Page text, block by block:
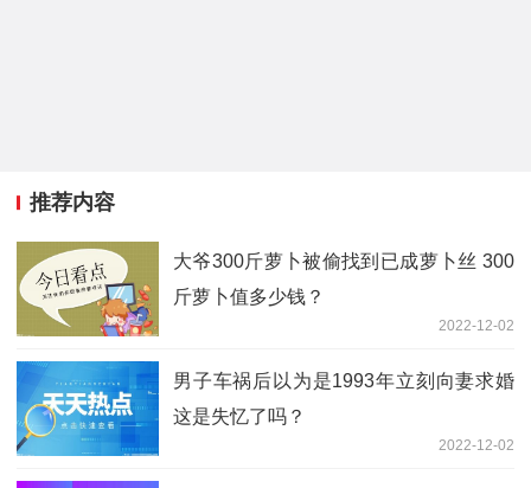
推荐内容
大爷300斤萝卜被偷找到已成萝卜丝 300
斤萝卜值多少钱？
2022-12-02
男子车祸后以为是1993年立刻向妻求婚
这是失忆了吗？
2022-12-02